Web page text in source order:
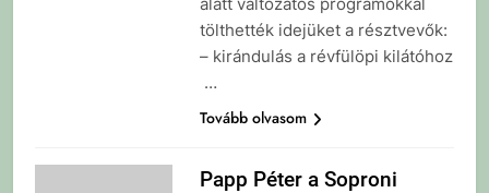
tölthették idejüket a résztvevők:
– kirándulás a révfülöpi kilátóhoz
…
Tovább olvasom
Papp Péter a Soproni